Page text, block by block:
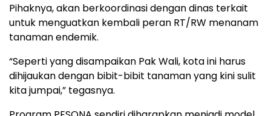
Pihaknya, akan berkoordinasi dengan dinas terkait
untuk menguatkan kembali peran RT/RW menanam
tanaman endemik.
“Seperti yang disampaikan Pak Wali, kota ini harus
dihijaukan dengan bibit-bibit tanaman yang kini sulit
kita jumpai,” tegasnya.